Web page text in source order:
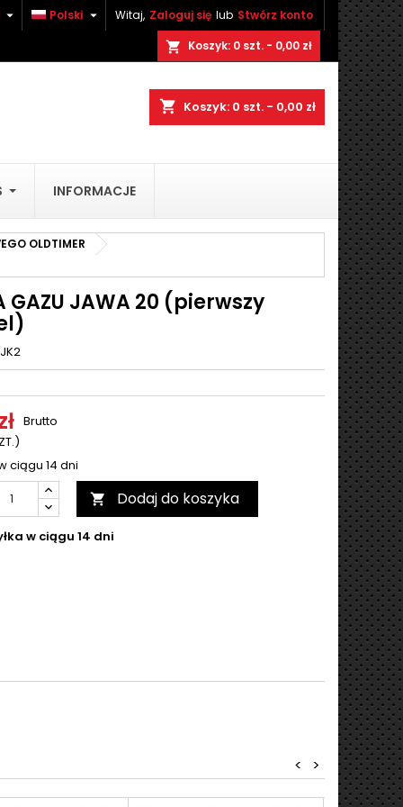
Witaj, Zaloguj się lub Stwórz konto
Polski 

shopping_cart Koszyk: 0 szt. - 0,00 zł
shopping_cart Koszyk: 0 szt. - 0,00 zł
INFORMACJE
OLDTIMER
GAZU JAWA 20 (pierwszy
Brutto
ciągu 14 dni
 Dodaj do koszyka
w ciągu 14 dni
>
<